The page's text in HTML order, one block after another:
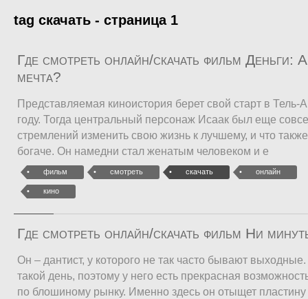
tag скачать - страница 1
Где смотреть онлайн/скачать фильм Деньги:
мечта?
Представляемая киноистория берет свой старт в Тель-
году. Тогда центральный персонаж Исаак был еще
стремлений изменить свою жизнь к лучшему, и что
богаче. Он намедни стал женатым человеком и е
фильм смотреть скачать онлайн
кино
Где смотреть онлайн/скачать фильм Ни
Он – дантист, у которого не так часто бывают
такой день, поэтому у него есть прекрасная
по блошиному рынку. Именно здесь он отыщет пластину